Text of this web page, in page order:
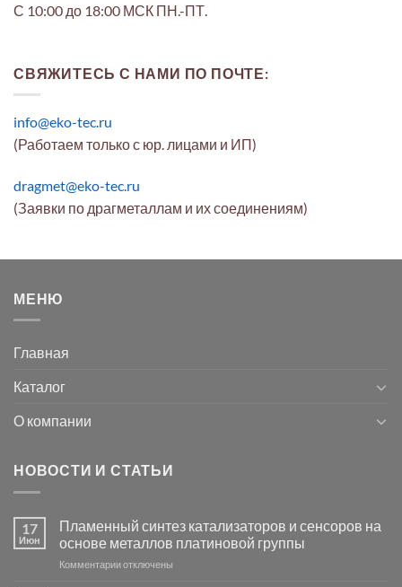
С 10:00 до 18:00 МСК ПН.-ПТ.
СВЯЖИТЕСЬ С НАМИ ПО ПОЧТЕ:
info@eko-tec.ru
(Работаем только с юр. лицами и ИП)
dragmet@eko-tec.ru
(Заявки по драгметаллам и их соединениям)
МЕНЮ
Главная
Каталог
О компании
НОВОСТИ И СТАТЬИ
17
Июн
Пламенный синтез катализаторов и сенсоров на
основе металлов платиновой группы
Комментариикотключены